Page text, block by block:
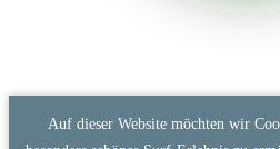
Auf dieser Website möchten wir